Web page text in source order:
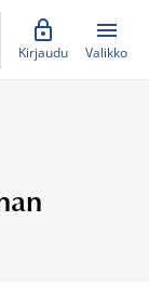
Kirjaudu Valikko